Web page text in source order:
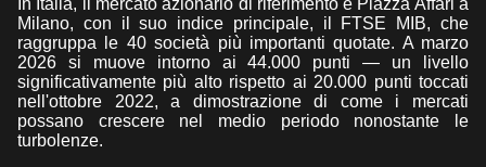
In Italia, il mercato azionario di riferimento è Piazza Affari a
Milano, con il suo indice principale, il FTSE MIB, che
raggruppa le 40 società più importanti quotate. A marzo
2026 si muove intorno ai 44.000 punti — un livello
significativamente più alto rispetto ai 20.000 punti toccati
nell'ottobre 2022, a dimostrazione di come i mercati
possano crescere nel medio periodo nonostante le
turbolenze.